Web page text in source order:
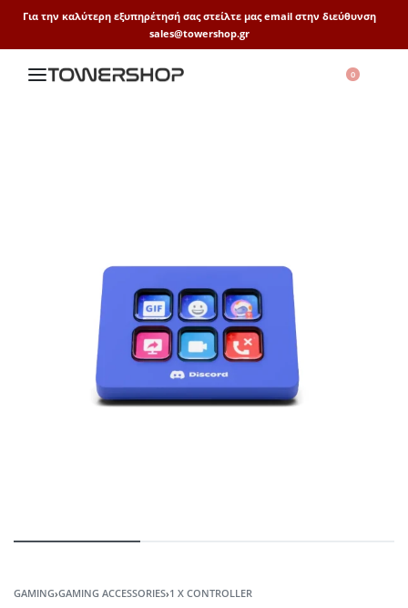
Για την καλύτερη εξυπηρέτησή σας στείλτε μας email στην διεύθυνση
sales@towershop.gr
0
GAMING›GAMING ACCESSORIES›1 X CONTROLLER